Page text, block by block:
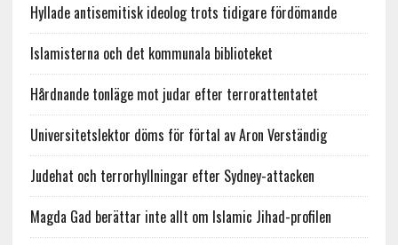
Hyllade antisemitisk ideolog trots tidigare fördömande
Islamisterna och det kommunala biblioteket
Hårdnande tonläge mot judar efter terrorattentatet
Universitetslektor döms för förtal av Aron Verständig
Judehat och terrorhyllningar efter Sydney-attacken
Magda Gad berättar inte allt om Islamic Jihad-profilen